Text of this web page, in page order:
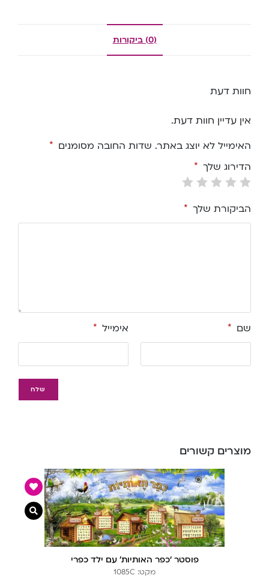
(0) ביקורות
חוות דעת
אין עדיין חוות דעת.
האימייל לא יוצג באתר. שדות החובה מסומנים *
הדירוג שלך *
הביקורת שלך *
שם * אימייל *
מוצרים קשורים
פוסטר ‘כפר האותיות’ עם ילד כפרי
מקט: 1085C
צפייה